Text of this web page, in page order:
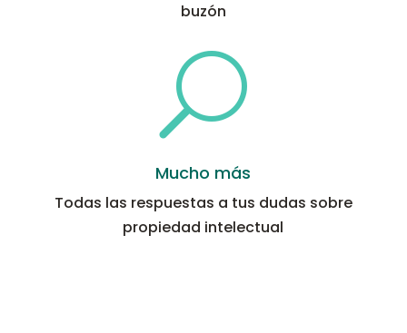
buzón
U
Mucho más
Todas las respuestas a tus dudas sobre
propiedad intelectual